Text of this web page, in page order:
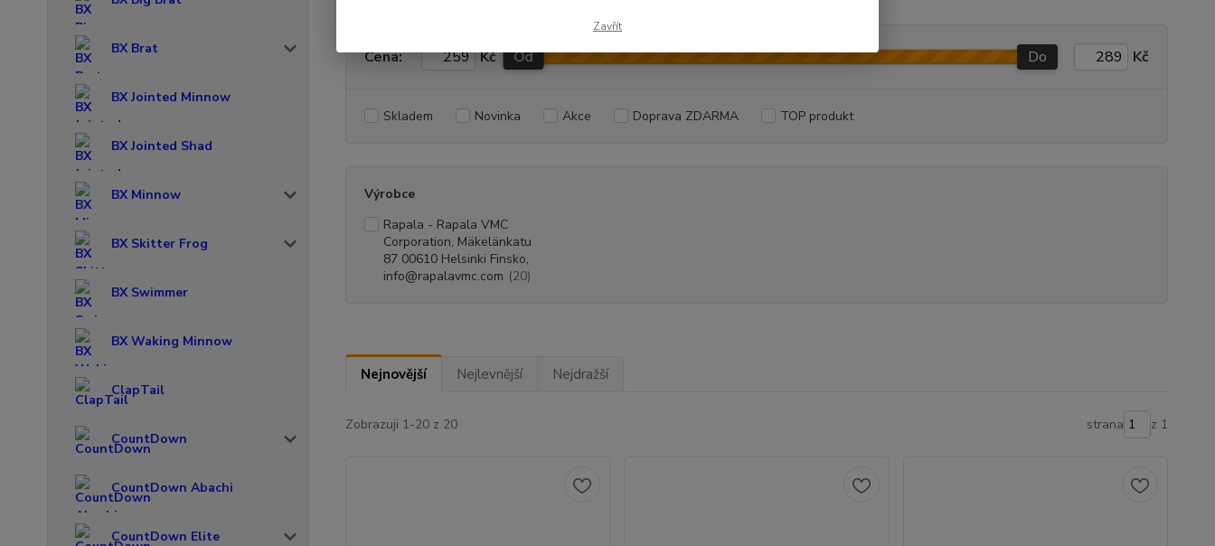
BX Brat
BX Jointed Minnow
BX Jointed Shad
BX Minnow
BX Skitter Frog
BX Swimmer
BX Waking Minnow
ClapTail
CountDown
CountDown Abachi
CountDown Elite
Cena: Kč Od Do Kč
Skladem Novinka Akce Doprava ZDARMA TOP produkt
Výrobce
Rapala - Rapala VMC
Corporation, Mäkelänkatu
87 00610 Helsinki Finsko,
info@rapalavmc.com (20)
Nejnovější Nejlevnější Nejdražší
Zobrazuji 1-20 z 20 strana z 1
Zavřít